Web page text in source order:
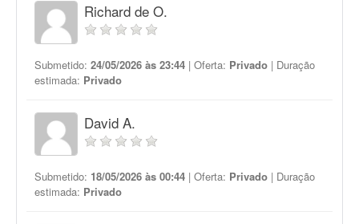
Richard de O.
Submetido: 24/05/2026 às 23:44 | Oferta: Privado | Duração
estimada: Privado
David A.
Submetido: 18/05/2026 às 00:44 | Oferta: Privado | Duração
estimada: Privado